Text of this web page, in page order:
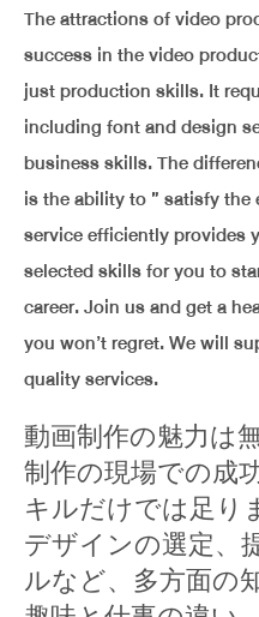
The attractions of video
success in the video
just production skills. It
including font and design
business skills. The
is the ability to ” satisfy
service efficiently provides
selected skills for you to
career. Join us and get a
you won’t regret. We will
quality services.
動画制作の魅力は
制作の現場での成
キルだけでは足り
デザインの選定、
ルなど、多方面の